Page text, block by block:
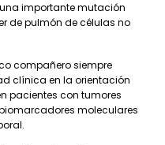
importante mutación
de pulmón de células no
compañero siempre
clínica en la orientación
pacientes con tumores
moleculares